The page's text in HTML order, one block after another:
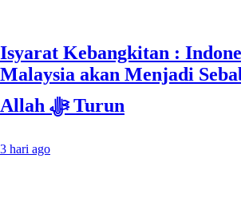
Isyarat Kebangkitan :
Malaysia akan Menjadi
Allah ﷻ Turun
3 hari ago